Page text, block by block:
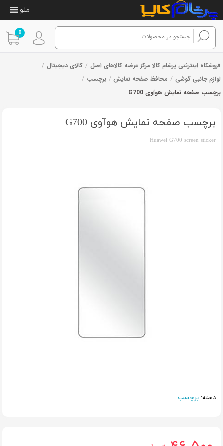
0
منو
فروشگاه اینترنتی پرشام کالا مرکز عرضه کالاهای اصل / کالای دیجیتال /
لوازم جانبی گوشی / محافظ صفحه نمایش / برچسب /
برچسب صفحه نمایش هوآوی G700
برچسب صفحه نمایش هوآوی G700
Huawei G700 screen sticker
دسته: برچسب